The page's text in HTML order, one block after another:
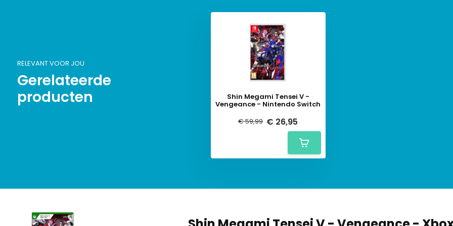
RELEVANT VOOR JOU
Gerelateerde
producten
Shin Megami Tensei V -
Vengeance - Nintendo Switch
€ 59,99 € 26,95